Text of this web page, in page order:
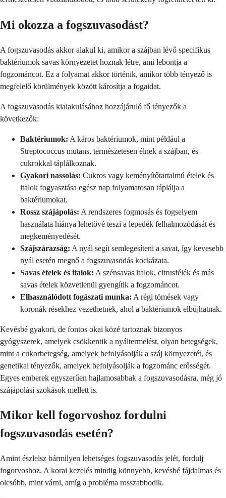
Mi okozza a fogszuvasodást?
A fogszuvasodás akkor alakul ki, amikor a szájban lévő specifikus
baktériumok savas környezetet hoznak létre, ami lebontja a
fogzománcot. Ez a folyamat akkor történik, amikor több tényező is
megfelelő körülmények között károsítja a fogaidat.
A fogszuvasodás kialakulásához hozzájáruló fő tényezők a
következők:
Baktériumok: A káros baktériumok, mint például a
Streptococcus mutans, természetesen élnek a szájban, és
cukrokkal táplálkoznak.
Gyakori nassolás: Cukros vagy keményítőtartalmú ételek és
italok fogyasztása egész nap folyamatosan táplálja a
baktériumokat.
Rossz szájápolás: A rendszeres fogmosás és fogselyem
használata hiánya lehetővé teszi a lepedék felhalmozódását és
megkeményedését.
Szájszárazság: A nyál segít semlegesíteni a savat, így kevesebb
nyál esetén megnő a fogszuvasodás kockázata.
Savas ételek és italok: A szénsavas italok, citrusfélék és más
savas ételek közvetlenül gyengítik a fogzománcot.
Elhasználódott fogászati munka: A régi tömések vagy
koronák résekhez vezethetnek, ahol a baktériumok elbújhatnak.
Kevésbé gyakori, de fontos okai közé tartoznak bizonyos
gyógyszerek, amelyek csökkentik a nyáltermelést, olyan betegségek,
mint a cukorbetegség, amelyek befolyásolják a száj környezetét, és
genetikai tényezők, amelyek befolyásolják a fogzománc erősségét.
Egyes emberek egyszerűen hajlamosabbak a fogszuvasodásra, még jó
szájápolási szokások mellett is.
Mikor kell fogorvoshoz fordulni
fogszuvasodás esetén?
Amint észlelsz bármilyen lehetséges fogszuvasodás jelét, fordulj
fogorvoshoz. A korai kezelés mindig könnyebb, kevésbé fájdalmas és
olcsóbb, mint várni, amíg a probléma rosszabbodik.